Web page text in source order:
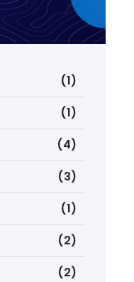
(1)
(1)
(4)
(3)
(1)
(2)
(2)